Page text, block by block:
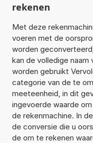
rekenen
Met deze
voeren met de
worden
kan de volledige
worden gebruikt
categorie van de te
meeteenheid, in dit
ingevoerde waarde
de rekenmachine. In
de conversie die u
de om te rekenen